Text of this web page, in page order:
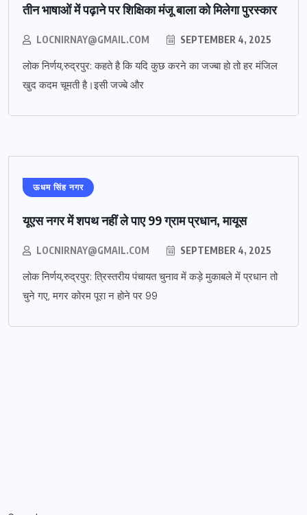
तीन भाषाओं में पढ़ाने पर शिक्षिका मंजू बाला को मिलेगा पुरस्कार
LOCNIRNAY@GMAIL.COM SEPTEMBER 4, 2025
लोक निर्णय,रुद्रपुर: कहते है कि यदि कुछ करने का जज्बा हो तो हर मंजिल
खुद कदम चूमती है।इसी जज्बे और
ऊधम सिंह नगर
यूएस नगर में शपथ नहीं ले पाए 99 ग्राम प्रधान, मायूस
LOCNIRNAY@GMAIL.COM SEPTEMBER 4, 2025
लोक निर्णय,रुद्रपुर: त्रिस्तरीय पंचायत चुनाव में कड़े मुकाबले में प्रधान तो
चुने गए, मगर कोरम पूरा न होने पर 99